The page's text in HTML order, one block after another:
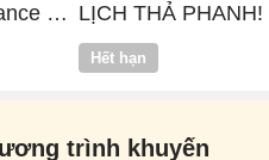
x
LỊCH THẢ PHANH!
Hết hạn
trình khuyến